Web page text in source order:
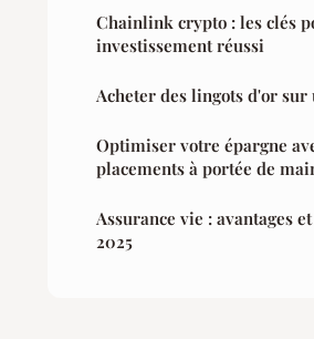
Chainlink crypto : les clés
investissement réussi
Acheter des lingots d'or sur
Optimiser votre épargne
placements à portée de
Assurance vie : avantages
2025